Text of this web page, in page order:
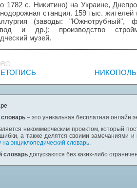
с. Никитино) на Украине,
станция. 159 тыс. жителей
(заводы: "Южнотрубный",
и др.); производство
музей.
НИКОПОЛЬ
– это уникальная бесплатная онлайн
некоммерческим проектом, который
а также делятся своими замечаниями
на энциклопедический словарь.
словарь допускаются без каких-либо